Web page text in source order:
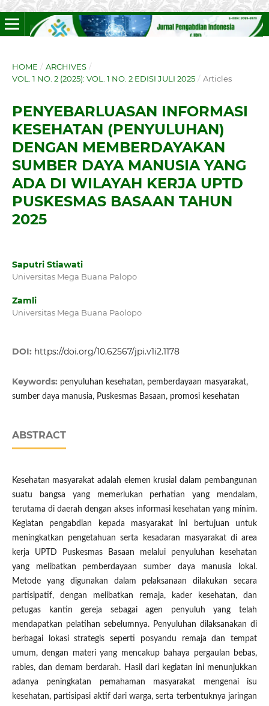
HOME / ARCHIVES /
VOL. 1 NO. 2 (2025): VOL. 1 NO. 2 EDISI JULI 2025 / Articles
PENYEBARLUASAN INFORMASI
KESEHATAN (PENYULUHAN)
DENGAN MEMBERDAYAKAN
SUMBER DAYA MANUSIA YANG
ADA DI WILAYAH KERJA UPTD
PUSKESMAS BASAAN TAHUN
2025
Saputri Stiawati
Universitas Mega Buana Palopo
Zamli
Universitas Mega Buana Paolopo
DOI: https://doi.org/10.62567/jpi.v1i2.1178
Keywords: penyuluhan kesehatan, pemberdayaan masyarakat,
sumber daya manusia, Puskesmas Basaan, promosi kesehatan
ABSTRACT
Kesehatan masyarakat adalah elemen krusial dalam pembangunan
suatu bangsa yang memerlukan perhatian yang mendalam,
terutama di daerah dengan akses informasi kesehatan yang minim.
Kegiatan pengabdian kepada masyarakat ini bertujuan untuk
meningkatkan pengetahuan serta kesadaran masyarakat di area
kerja UPTD Puskesmas Basaan melalui penyuluhan kesehatan
yang melibatkan pemberdayaan sumber daya manusia lokal.
Metode yang digunakan dalam pelaksanaan dilakukan secara
partisipatif, dengan melibatkan remaja, kader kesehatan, dan
petugas kantin gereja sebagai agen penyuluh yang telah
mendapatkan pelatihan sebelumnya. Penyuluhan dilaksanakan di
berbagai lokasi strategis seperti posyandu remaja dan tempat
umum, dengan materi yang mencakup bahaya pergaulan bebas,
rabies, dan demam berdarah. Hasil dari kegiatan ini menunjukkan
adanya peningkatan pemahaman masyarakat mengenai isu
kesehatan, partisipasi aktif dari warga, serta terbentuknya jaringan